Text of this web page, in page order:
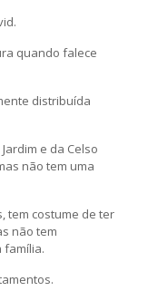
quando falece
distribuída
e da Celso
não tem uma
tem costume de ter
não tem
família.